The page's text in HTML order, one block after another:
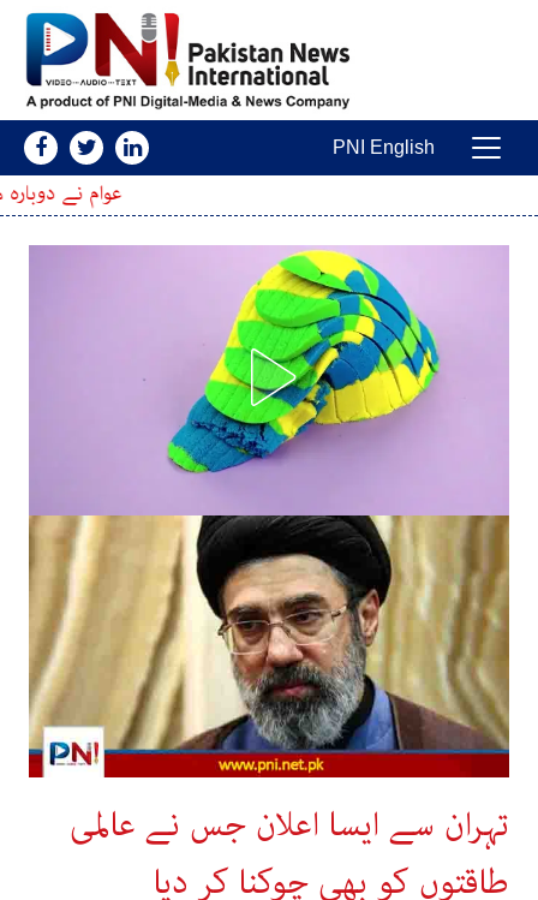
Main Navigation
PNI English
عوام نے دوبارہ موقع دیا تو حویلی
تہران سے ایسا اعلان جس نے عالمی
طاقتوں کو بھی چوکنا کر دیا